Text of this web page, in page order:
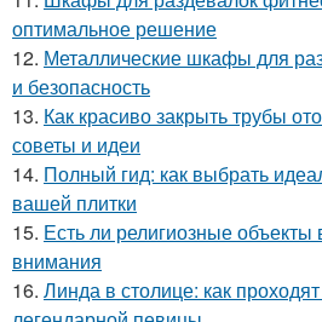
оптимальное решение
12. Металлические шкафы для
и безопасность
13. Как красиво закрыть трубы
советы и идеи
14. Полный гид: как выбрать
вашей плитки
15. Есть ли религиозные
внимания
16. Линда в столице: как